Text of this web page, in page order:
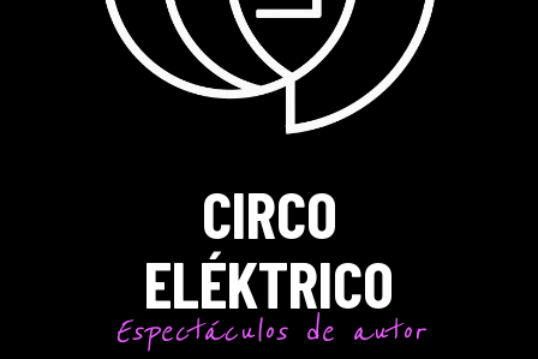
CIRCO
ELÉKTRICO
Espectáculos de autor